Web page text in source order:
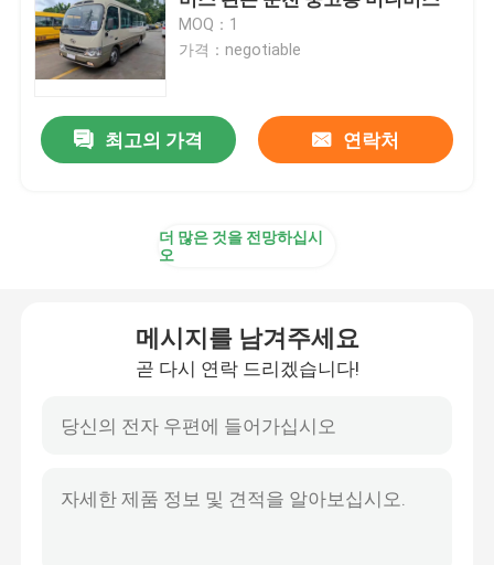
사용 된 상업용 버스
사용 된 오버 버스
사용된 대형 버스
초침 미니 버스
MOQ：1
가격：negotiable
최고의 가격 연락처
더 많은 것을 전망하십시
오
메시지를 남겨주세요
곧 다시 연락 드리겠습니다!